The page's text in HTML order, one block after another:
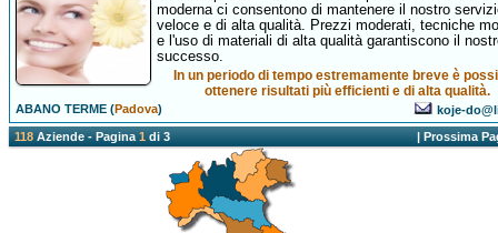
moderna ci consentono di mantenere il nostro
veloce e di alta qualità. Prezzi moderati, tecniche
e l'uso di materiali di alta qualità garantiscono il
successo.
In un periodo di tempo estremamente breve è
ottenere risultati più efficienti e di alta qualità.
ABANO TERME (Padova)
koje-
118Aziende - Pagina1di 3 |Prossima